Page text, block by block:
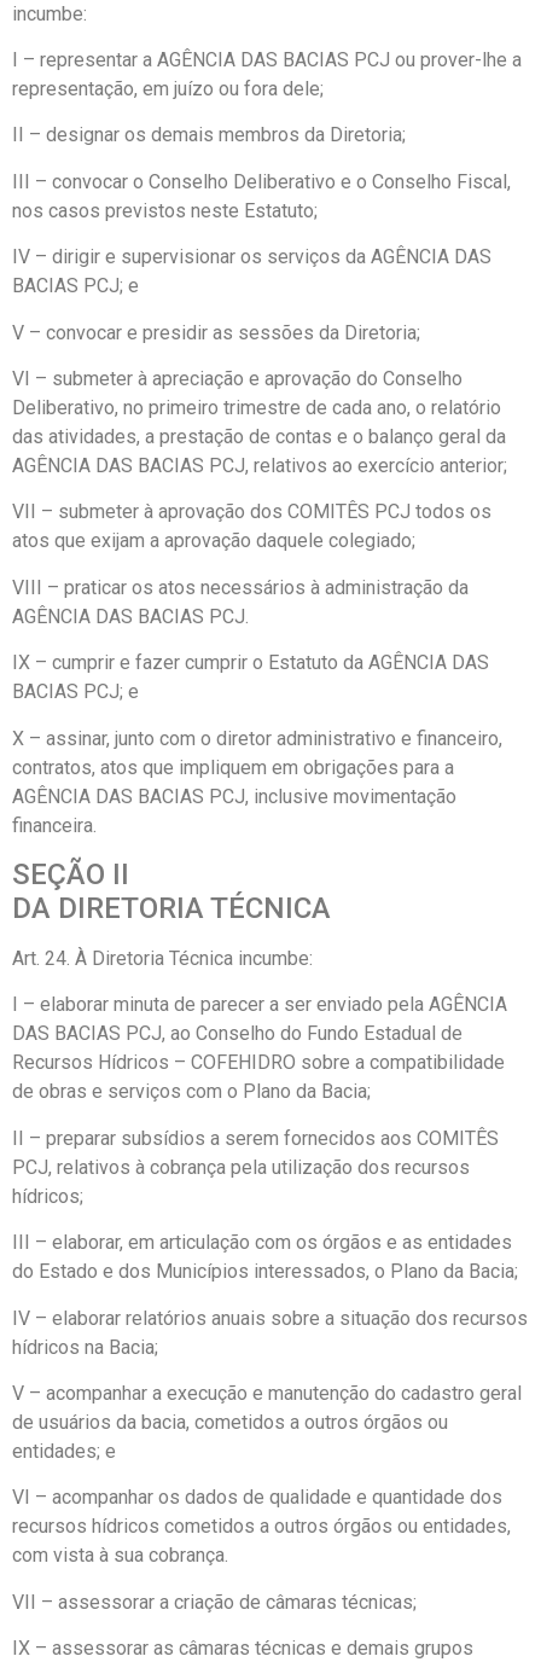
incumbe:
I – representar a AGÊNCIA DAS BACIAS PCJ ou prover-lhe a
representação, em juízo ou fora dele;
II – designar os demais membros da Diretoria;
III – convocar o Conselho Deliberativo e o Conselho Fiscal,
nos casos previstos neste Estatuto;
IV – dirigir e supervisionar os serviços da AGÊNCIA DAS
BACIAS PCJ; e
V – convocar e presidir as sessões da Diretoria;
VI – submeter à apreciação e aprovação do Conselho
Deliberativo, no primeiro trimestre de cada ano, o relatório
das atividades, a prestação de contas e o balanço geral da
AGÊNCIA DAS BACIAS PCJ, relativos ao exercício anterior;
VII – submeter à aprovação dos COMITÊS PCJ todos os
atos que exijam a aprovação daquele colegiado;
VIII – praticar os atos necessários à administração da
AGÊNCIA DAS BACIAS PCJ.
IX – cumprir e fazer cumprir o Estatuto da AGÊNCIA DAS
BACIAS PCJ; e
X – assinar, junto com o diretor administrativo e financeiro,
contratos, atos que impliquem em obrigações para a
AGÊNCIA DAS BACIAS PCJ, inclusive movimentação
financeira.
SEÇÃO II
DA DIRETORIA TÉCNICA
Art. 24. À Diretoria Técnica incumbe:
I – elaborar minuta de parecer a ser enviado pela AGÊNCIA
DAS BACIAS PCJ, ao Conselho do Fundo Estadual de
Recursos Hídricos – COFEHIDRO sobre a compatibilidade
de obras e serviços com o Plano da Bacia;
II – preparar subsídios a serem fornecidos aos COMITÊS
PCJ, relativos à cobrança pela utilização dos recursos
hídricos;
III – elaborar, em articulação com os órgãos e as entidades
do Estado e dos Municípios interessados, o Plano da Bacia;
IV – elaborar relatórios anuais sobre a situação dos recursos
hídricos na Bacia;
V – acompanhar a execução e manutenção do cadastro geral
de usuários da bacia, cometidos a outros órgãos ou
entidades; e
VI – acompanhar os dados de qualidade e quantidade dos
recursos hídricos cometidos a outros órgãos ou entidades,
com vista à sua cobrança.
VII – assessorar a criação de câmaras técnicas;
IX – assessorar as câmaras técnicas e demais grupos